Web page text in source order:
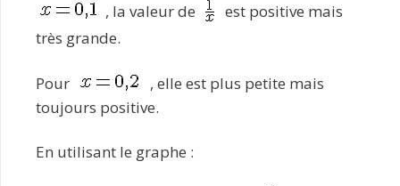
, la valeur de
est positive mais
très grande.
Pour
, elle est plus petite mais
toujours positive.
En utilisant le graphe :